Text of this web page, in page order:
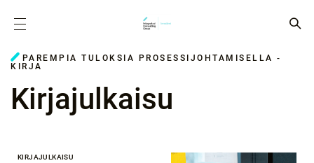
PAREMPIA TULOKSIA PROSESSIJOHTAMISELLA -
KIRJA
Kirjajulkaisu
KIRJAJULKAISU